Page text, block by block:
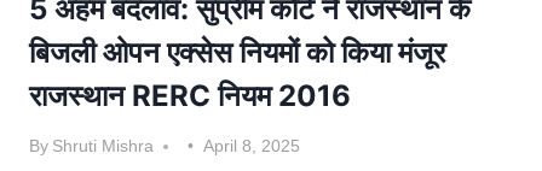
5 अहम बदलाव: सुप्रीम कोर्ट ने राजस्थान के
बिजली ओपन एक्सेस नियमों को किया मंजूर
राजस्थान RERC नियम 2016
By Shruti Mishra April 8, 2025